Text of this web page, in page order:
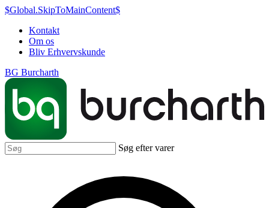
$Global.SkipToMainContent$
Kontakt
Om os
Bliv Erhvervskunde
BG Burcharth
Søg efter varer